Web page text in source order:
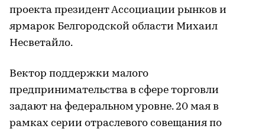
проекта президент Ассоциации рынков и
ярмарок Белгородской области Михаил
Несветайло.
Вектор поддержки малого
предпринимательства в сфере торговли
задают на федеральном уровне. 20 мая в
рамках серии отраслевого совещания по